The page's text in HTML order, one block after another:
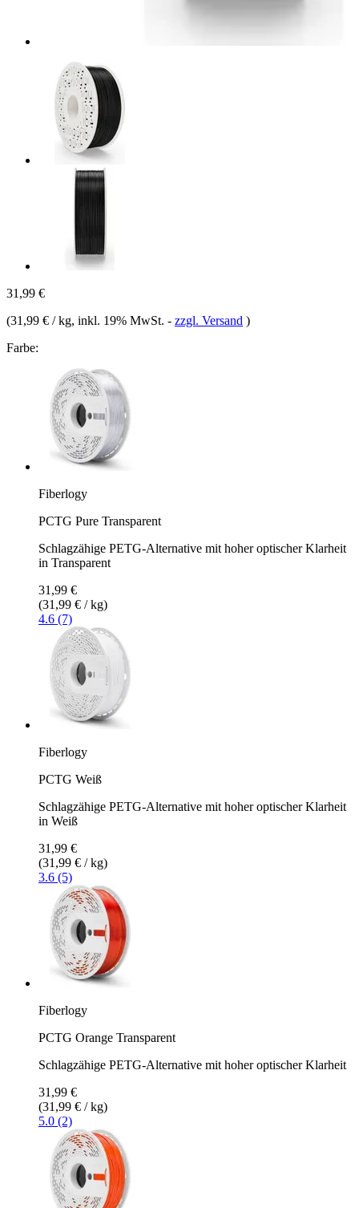
31,99 €
(31,99 € / kg, inkl. 19% MwSt. - zzgl. Versand )
Farbe:
Fiberlogy
PCTG Pure Transparent
Schlagzähige PETG-Alternative mit hoher optischer Klarheit
in Transparent
31,99 €
(31,99 € / kg)
4.6 (7)
Fiberlogy
PCTG Weiß
Schlagzähige PETG-Alternative mit hoher optischer Klarheit
in Weiß
31,99 €
(31,99 € / kg)
3.6 (5)
Fiberlogy
PCTG Orange Transparent
Schlagzähige PETG-Alternative mit hoher optischer Klarheit
31,99 €
(31,99 € / kg)
5.0 (2)